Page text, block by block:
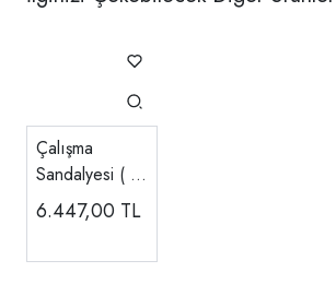
Çalışma
Sandalyesi ( 3
Renk )
6.447,00 TL